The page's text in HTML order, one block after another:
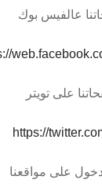
عالفيس بوك
على تويتر
https://
على مواقعنا